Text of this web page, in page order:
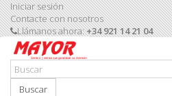
Iniciar sesión
Contacte con nosotros
Llámanos ahora:+34 921 14 21 04
Buscar